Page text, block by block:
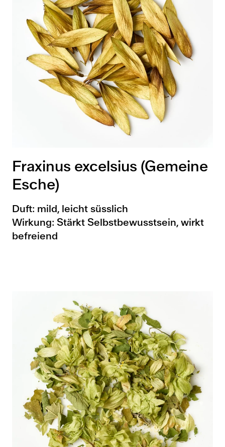
Fraxinus excelsius (Gemeine
Esche)
Duft: mild, leicht süsslich
Wirkung: Stärkt Selbstbewusstsein, wirkt
befreiend